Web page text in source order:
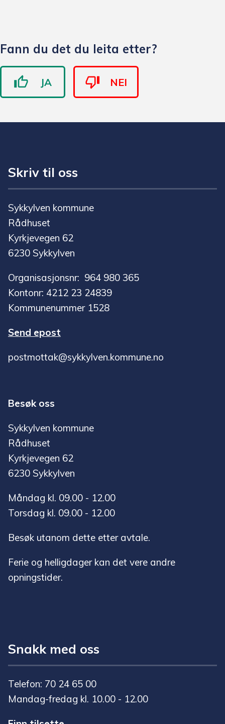
Fann du det du leita etter?
JA NEI
Skriv til oss
Sykkylven kommune
Rådhuset
Kyrkjevegen 62
6230 Sykkylven
Organisasjonsnr: 964 980 365
Kontonr: 4212 23 24839
Kommunenummer 1528
Send epost
postmottak@sykkylven.kommune.no
Besøk oss
Sykkylven kommune
Rådhuset
Kyrkjevegen 62
6230 Sykkylven
Måndag kl. 09.00 - 12.00
Torsdag kl. 09.00 - 12.00
Besøk utanom dette etter avtale.
Ferie og helligdager kan det vere andre
opningstider.
Snakk med oss
Telefon: 70 24 65 00
Mandag-fredag kl. 10.00 - 12.00